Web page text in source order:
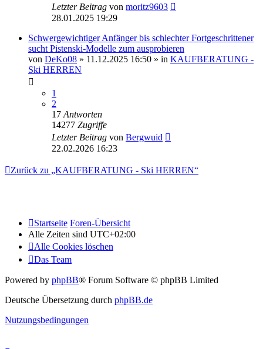
Letzter Beitrag von moritz9603
28.01.2025 19:29
Schwergewichtiger Anfänger bis schlechter Fortgeschrittener
sucht Pistenski-Modelle zum ausprobieren
von DeKo08 » 11.12.2025 16:50 » in KAUFBERATUNG -
Ski HERREN
1
2
17 Antworten
14277 Zugriffe
Letzter Beitrag von Bergwuid
22.02.2026 16:23
Zurück zu „KAUFBERATUNG - Ski HERREN“
Startseite Foren-Übersicht
Alle Zeiten sind UTC+02:00
Alle Cookies löschen
Das Team
Powered by phpBB® Forum Software © phpBB Limited
Deutsche Übersetzung durch phpBB.de
Nutzungsbedingungen